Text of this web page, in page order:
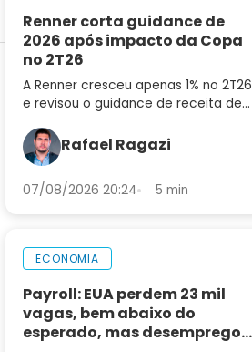
Renner corta guidance de
2026 após impacto da Copa
no 2T26
A Renner cresceu apenas 1% no 2T26
e revisou o guidance de receita de
do balanço e as perspectivas para
LREN3
Rafael Ragazi
07/08/2026 20:24 5 min
ECONOMIA
Payroll: EUA perdem 23 mil
vagas, bem abaixo do
esperado, mas desemprego